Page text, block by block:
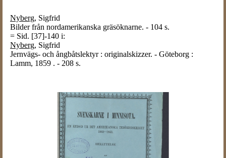
Nyberg, Sigfrid
Bilder från nordamerikanska gräsöknarne. - 104 s.
= Sid. [37]-140 i:
Nyberg, Sigfrid
Jernvägs- och ångbåtslektyr : originalskizzer. - Göteborg :
Lamm, 1859 . - 208 s.